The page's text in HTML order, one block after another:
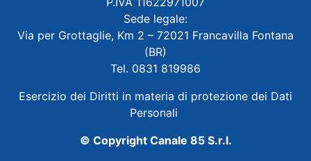
Sede legale:
Via per Grottaglie, Km 2 – 72021 Francavilla Fontana
(BR)
Tel. 0831 819986
Esercizio dei Diritti in materia di protezione dei Dati
Personali
© Copyright Canale 85 S.r.l.